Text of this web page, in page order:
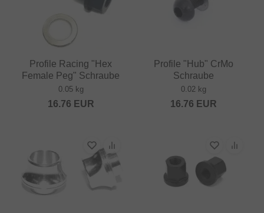
Profile Racing "Hex
Female Peg" Schraube
0.05 kg
16.76 EUR
Profile "Hub" CrMo
Schraube
0.02 kg
16.76 EUR